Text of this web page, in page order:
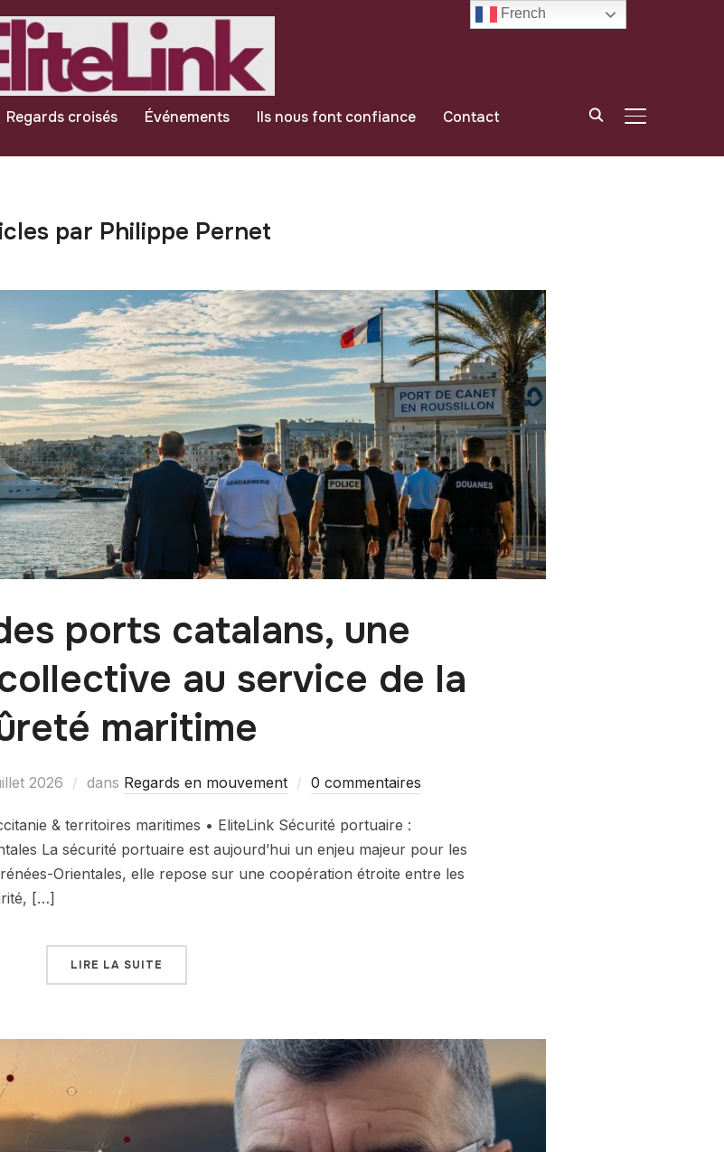
BASCULER
Regards croisés Événements Ils nous font confiance Contact
par Philippe Pernet
ports catalans, une
au service de la
maritime
2026 dans Regards en mouvement 0 commentaires
& territoires maritimes • EliteLink Sécurité portuaire :
La sécurité portuaire est aujourd’hui un enjeu majeur pour les
Orientales, elle repose sur une coopération étroite entre les
[…]
LIRE LA SUITE
French